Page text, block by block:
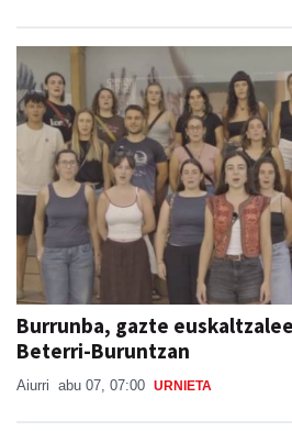
Burrunba, gazte
Beterri-Buruntzan
Aiurri abu 07, 07:00 URNIETA